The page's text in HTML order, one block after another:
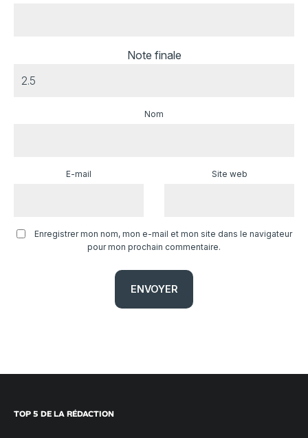
Note finale
Nom
E-mail Site web
Enregistrer mon nom, mon e-mail et mon site dans le navigateur
pour mon prochain commentaire.
TOP 5 DE LA RÉDACTION